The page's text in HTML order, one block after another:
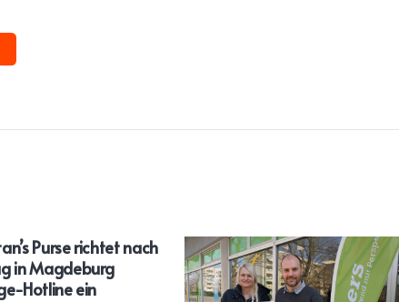
Purse richtet nach
in Magdeburg
Hotline ein